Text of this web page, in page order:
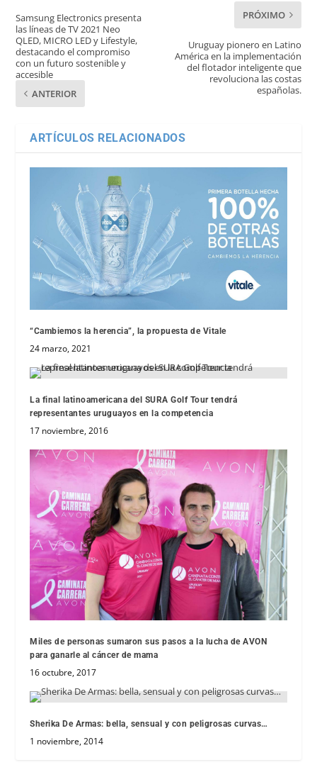
Samsung Electronics presenta
las líneas de TV 2021 Neo
QLED, MICRO LED y Lifestyle,
destacando el compromiso
con un futuro sostenible y
accesible
ANTERIOR
PRÓXIMO
Uruguay pionero en Latino
América en la implementación
del flotador inteligente que
revoluciona las costas
españolas.
ARTÍCULOS RELACIONADOS
“Cambiemos la herencia”, la propuesta de Vitale
24 marzo, 2021
La final latinoamericana del SURA Golf Tour tendrá
representantes uruguayos en la competencia
17 noviembre, 2016
Miles de personas sumaron sus pasos a la lucha de AVON
para ganarle al cáncer de mama
16 octubre, 2017
Sherika De Armas: bella, sensual y con peligrosas curvas…
1 noviembre, 2014